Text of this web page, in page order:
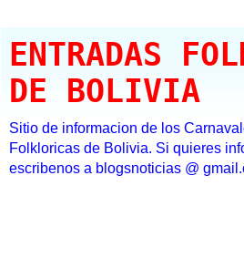
ENTRADAS
DE BOLIVIA
Sitio de informacion de los
Folkloricas de Bolivia. Si quieres
escribenos a blogsnoticias @